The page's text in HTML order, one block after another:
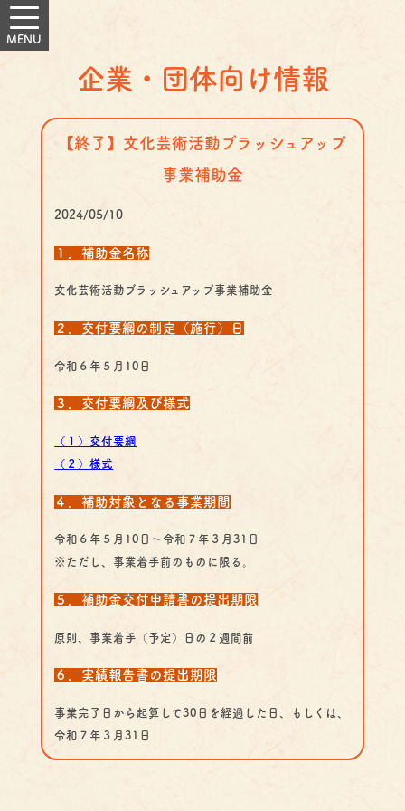
企業・団体向け情報
【終了】文化芸術活動ブラッシュアップ
事業補助金
2024/05/10
１．補助金名称
文化芸術活動ブラッシュアップ事業補助金
２．交付要綱の制定（施行）日
令和６年５月10日
３．交付要綱及び様式
（１）交付要綱
（２）様式
４．補助対象となる事業期間
令和６年５月10日～令和７年３月31日
※ただし、事業着手前のものに限る。
５．補助金交付申請書の提出期限
原則、事業着手（予定）日の２週間前
６．実績報告書の提出期限
事業完了日から起算して30日を経過した日、もしくは、
令和７年３月31日